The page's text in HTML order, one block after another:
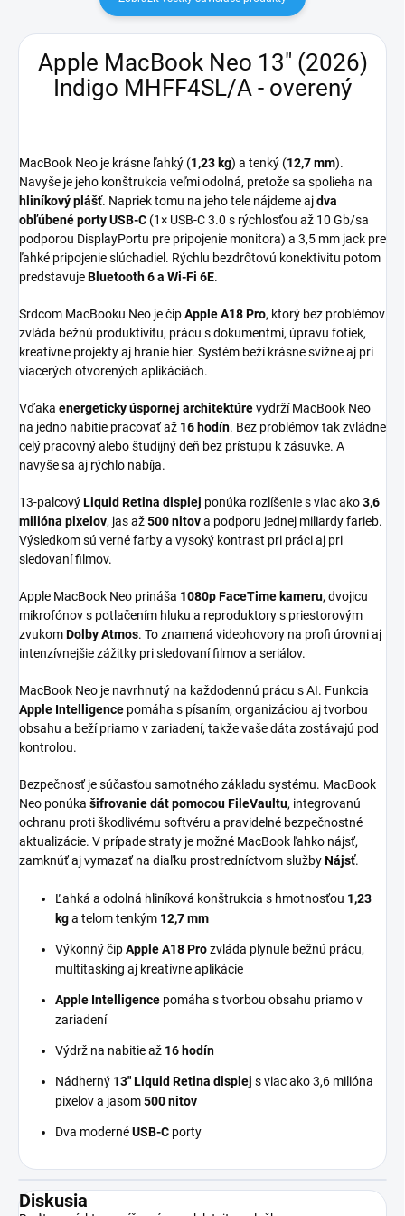
Apple MacBook Neo 13" (2026)
Indigo MHFF4SL/A - overený
MacBook Neo je krásne ľahký (1,23 kg) a tenký (12,7 mm).
Navyše je jeho konštrukcia veľmi odolná, pretože sa spolieha na
hliníkový plášť. Napriek tomu na jeho tele nájdeme ajdva
obľúbené porty USB-C (1× USB-C 3.0 s rýchlosťou až 10 Gb/sa
podporou DisplayPortu pre pripojenie monitora) a 3,5 mm jack pre
ľahké pripojenie slúchadiel. Rýchlu bezdrôtovú konektivitu potom
predstavujeBluetooth 6 a Wi-Fi 6E.
Srdcom MacBooku Neo je čipApple A18 Pro, ktorý bez problémov
zvláda bežnú produktivitu, prácu s dokumentmi, úpravu fotiek,
kreatívne projekty aj hranie hier. Systém beží krásne svižne aj pri
viacerých otvorených aplikáciách.
Vďaka energeticky úspornej architektúrevydrží MacBook Neo
na jedno nabitie pracovať až 16 hodín. Bez problémov tak zvládne
celý pracovný alebo študijný deň bez prístupu k zásuvke. A
navyše sa aj rýchlo nabíja.
13-palcovýLiquid Retina displej ponúka rozlíšenie s viac ako3,6
milióna pixelov, jas až500 nitova podporu jednej miliardy farieb.
Výsledkom sú verné farby a vysoký kontrast pri práci aj pri
sledovaní filmov.
Apple MacBook Neo prináša 1080p FaceTime kameru, dvojicu
mikrofónov s potlačením hluku a reproduktory s priestorovým
zvukomDolby Atmos. To znamená videohovory na profi úrovni aj
intenzívnejšie zážitky pri sledovaní filmov a seriálov.
MacBook Neo je navrhnutý na každodennú prácu s AI. Funkcia
Apple Intelligence pomáha s písaním, organizáciou aj tvorbou
obsahu a beží priamo v zariadení, takže vaše dáta zostávajú pod
kontrolou.
Bezpečnosť je súčasťou samotného základu systému. MacBook
Neo ponúka šifrovanie dát pomocou FileVaultu, integrovanú
ochranu proti škodlivému softvéru a pravidelné bezpečnostné
aktualizácie. V prípade straty je možné MacBook ľahko nájsť,
zamknúť aj vymazať na diaľku prostredníctvom službyNájsť.
Ľahká a odolná hliníková konštrukcia s hmotnosťou 1,23
kga telom tenkým 12,7 mm
Výkonný čipApple A18 Prozvláda plynule bežnú prácu,
multitasking aj kreatívne aplikácie
Apple Intelligence pomáha s tvorbou obsahu priamo v
zariadení
Výdrž na nabitie až 16 hodín
Nádherný 13" Liquid Retina displej s viac ako 3,6 milióna
pixelov a jasom500 nitov
Dva modernéUSB-C porty
Diskusia